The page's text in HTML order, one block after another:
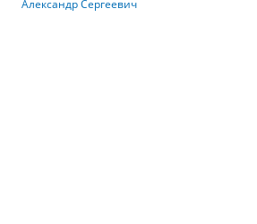
Александр Сергеевич